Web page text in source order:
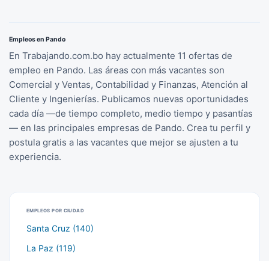
Empleos en Pando
En Trabajando.com.bo hay actualmente 11 ofertas de
empleo en Pando. Las áreas con más vacantes son
Comercial y Ventas, Contabilidad y Finanzas, Atención al
Cliente y Ingenierías. Publicamos nuevas oportunidades
cada día —de tiempo completo, medio tiempo y pasantías
— en las principales empresas de Pando. Crea tu perfil y
postula gratis a las vacantes que mejor se ajusten a tu
experiencia.
EMPLEOS POR CIUDAD
Santa Cruz (140)
La Paz (119)